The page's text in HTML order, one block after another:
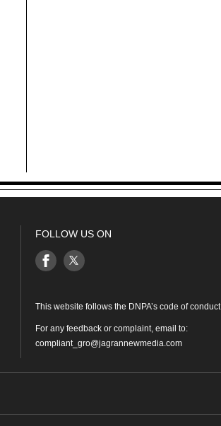
FOLLOW US ON
This website follows the DNPA’s code of conduct
For any feedback or complaint, email to:
compliant_gro@jagrannewmedia.com